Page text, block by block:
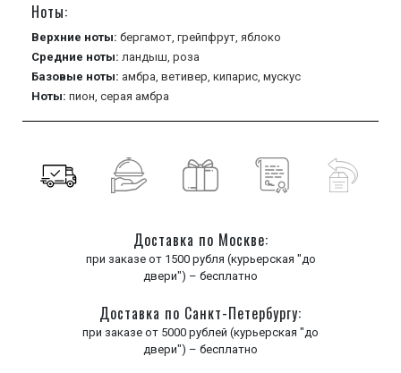
Ноты:
Верхние ноты: бергамот, грейпфрут, яблоко
Средние ноты: ландыш, роза
Базовые ноты: амбра, ветивер, кипарис, мускус
Ноты: пион, серая амбра
Доставка по Москве:
при заказе от 1500 рубля (курьерская "до
двери") – бесплатно
Доставка по Санкт-Петербургу:
при заказе от 5000 рублей (курьерская "до
двери") – бесплатно